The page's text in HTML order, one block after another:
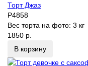
Торт Джаз
P4858
Вес торта на фото: 3 кг
1850 р.
В корзину